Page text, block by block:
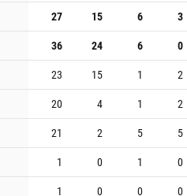
27 15 6 3
36 24 6 0
23 15 1 2
20 4 1 2
21 2 5 5
1 0 1 0
1 0 0 0